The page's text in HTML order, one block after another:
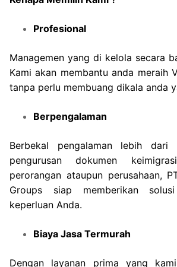
Profesional
Managemen yang di kelola secara
Kami akan membantu anda meraih
tanpa perlu membuang dikala anda
Berpengalaman
Berbekal pengalaman lebih dari
pengurusan dokumen
perorangan ataupun perusahaan,
Groups siap memberikan
keperluan Anda.
Biaya Jasa Termurah
Dengan layanan prima yang